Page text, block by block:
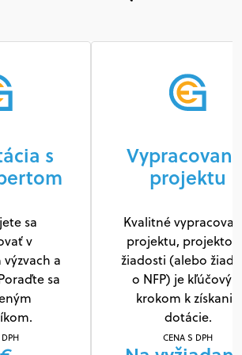
s
sa
v
a
sa
projektu
Kvalitné
projektu,
žiadosti (alebo
o NFP) je
krokom k získaniu
dotácie.
CENA S DPH